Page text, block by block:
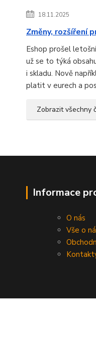
18.11.2025
Změny, rozšíření
Eshop prošel
už se to týká
i skladu. Nově
platit v eurech a
Zobrazit všechny
Informace
O nás
Vše o